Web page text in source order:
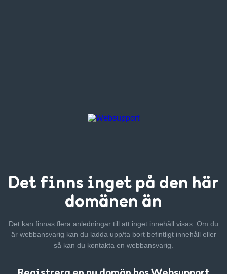
Det finns inget på den här
domänen än
Det kan finnas flera anledningar till att inget innehåll visas. Om du
är webbansvarig kan du ladda upp/ta bort befintligt innehåll eller
så kan du kontakta en webbansvarig.